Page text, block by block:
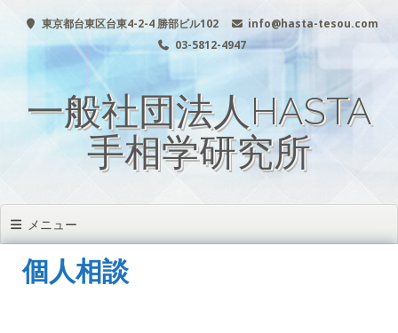
東京都台東区台東4-2-4 勝部ビル102
info@hasta-tesou.com
03-5812-4947
一般社団法人HASTA
手相学研究所
メニュー
個人相談